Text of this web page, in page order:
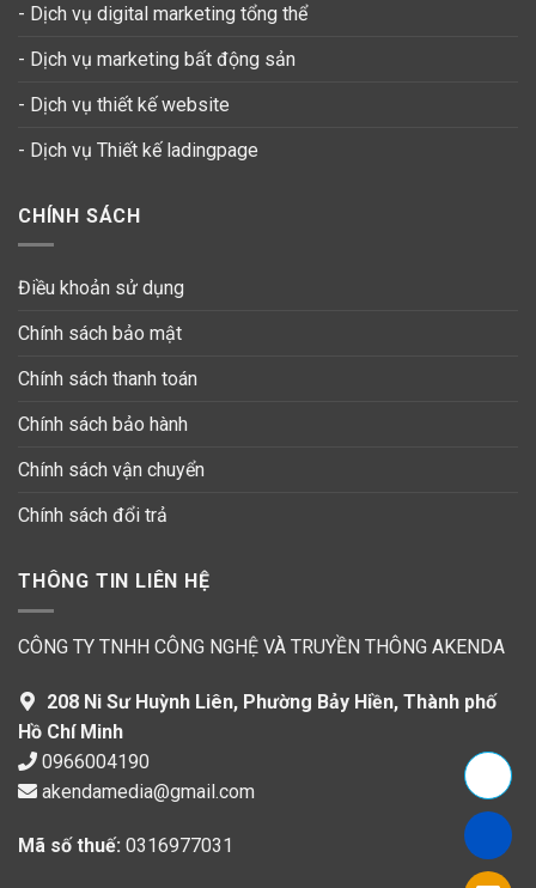
- Dịch vụ digital marketing tổng thể
- Dịch vụ marketing bất động sản
- Dịch vụ thiết kế website
- Dịch vụ Thiết kế ladingpage
CHÍNH SÁCH
Điều khoản sử dụng
Chính sách bảo mật
Chính sách thanh toán
Chính sách bảo hành
Chính sách vận chuyển
Chính sách đổi trả
THÔNG TIN LIÊN HỆ
CÔNG TY TNHH CÔNG NGHỆ VÀ TRUYỀN THÔNG AKENDA
208 Ni Sư Huỳnh Liên, Phường Bảy Hiền, Thành phố
Hồ Chí Minh
0966004190
akendamedia@gmail.com
Mã số thuế: 0316977031